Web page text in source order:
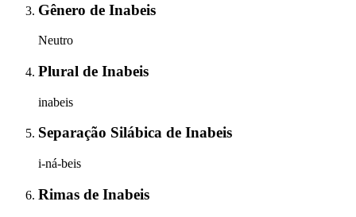
Gênero de Inabeis
Neutro
Plural de Inabeis
inabeis
Separação Silábica de Inabeis
i-ná-beis
Rimas de Inabeis